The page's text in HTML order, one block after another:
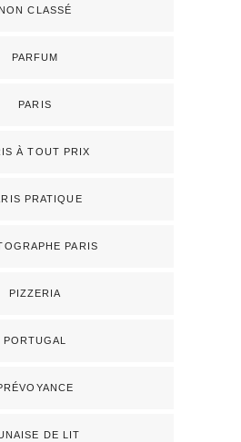
NON CLASSÉ
PARFUM
PARIS
À TOUT PRIX
PRATIQUE
PARIS
PIZZERIA
PORTUGAL
DE LIT